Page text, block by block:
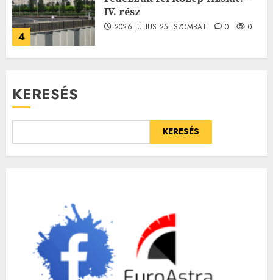
4
IV. rész
2026.JÚLIUS.25. SZOMBAT. 0 0
KERESÉS
KERESÉS